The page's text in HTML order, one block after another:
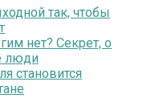
так, чтобы
нет? Секрет, о
люди
становится